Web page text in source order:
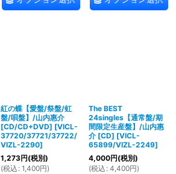
紅の蝶【愛盤/祭盤/虹
盤/唄盤】/山内惠介
[CD/CD+DVD] [VICL-
37720/37721/37722/
VIZL-2290]
1,273円(税別)
(税込 : 1,400円)
The BEST
24singles【通常盤/期
間限定生産盤】/山内惠
介 [CD] [VICL-
65899/VIZL-2249]
4,000円(税別)
(税込 : 4,400円)